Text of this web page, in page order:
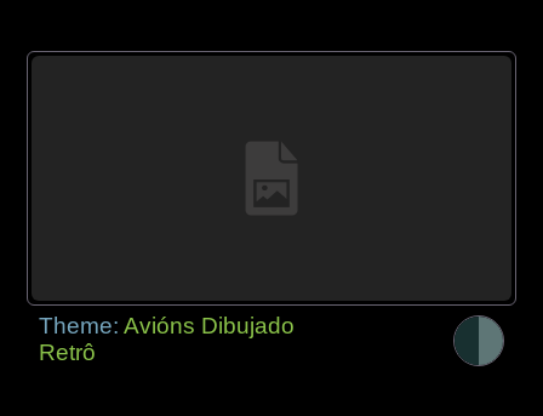
Theme:Avións Dibujado
Retrô